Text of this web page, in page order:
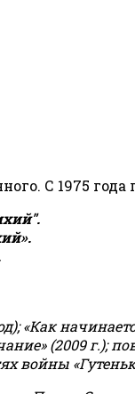
С 1975
(2009 г.);
войны